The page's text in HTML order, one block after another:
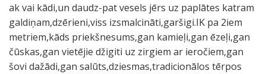
ak vai kādi,un daudz-pat vesels jērs uz paplātes katram
galdiņam,dzērieni,viss izsmalcināti,garšigi.IK pa 2iem
metriem,kāds priekšnesums,gan kamieļi,gan ēzeļi,gan
čūskas,gan vietējie džigiti uz zirgiem ar ieročiem,gan
šovi dažādi,gan salūts,dziesmas,tradicionālos tērpos